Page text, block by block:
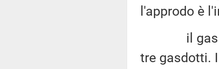
l'approdo è
il gas
tre gasdotti.